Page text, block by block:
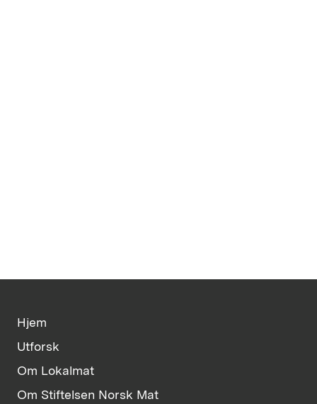
Hjem
Utforsk
Om Lokalmat
Om Stiftelsen Norsk Mat